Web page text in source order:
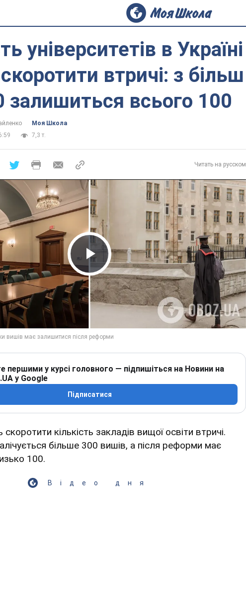
університетів в Україні
втричі: з більш
залишиться всього 100
Моя Школа
7,3 т.
Читать на русском
Play Video
першими у курсі головного — підпишіться на Новини на
у Google
Підписатися
скоротити кількість закладів вищої освіти втричі.
більше 300 вишів, а після реформи має
100.
Відео дня